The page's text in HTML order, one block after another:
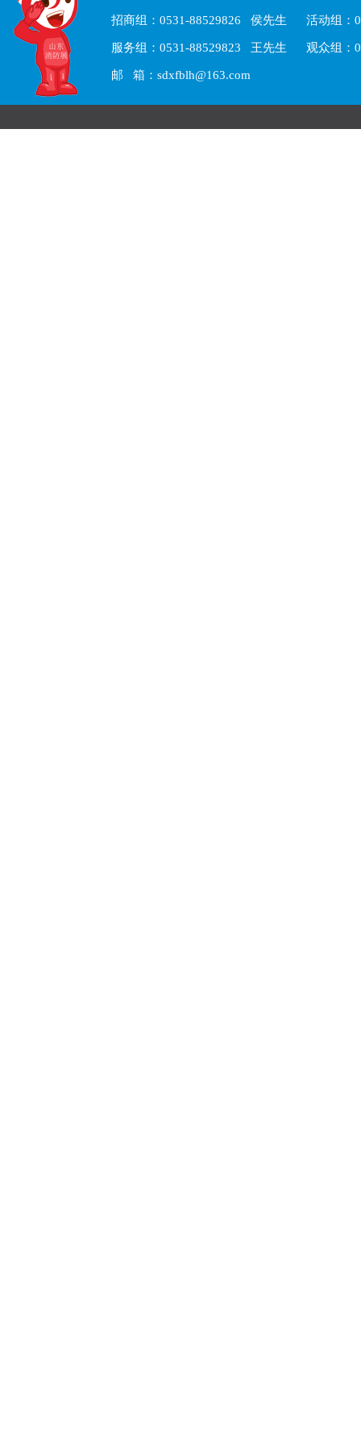
招商组：0531-88529826 侯先生 活动组：
服务组：0531-88529823 王先生 观众组：
邮 箱：sdxfblh@163.com